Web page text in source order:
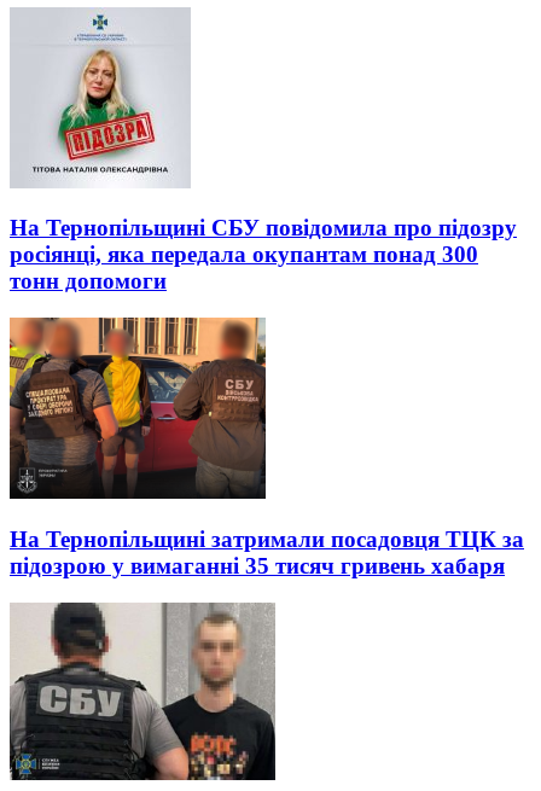
На Тернопільщині СБУ повідомила про підозру
росіянці, яка передала окупантам понад 300
тонн допомоги
На Тернопільщині затримали посадовця ТЦК за
підозрою у вимаганні 35 тисяч гривень хабаря